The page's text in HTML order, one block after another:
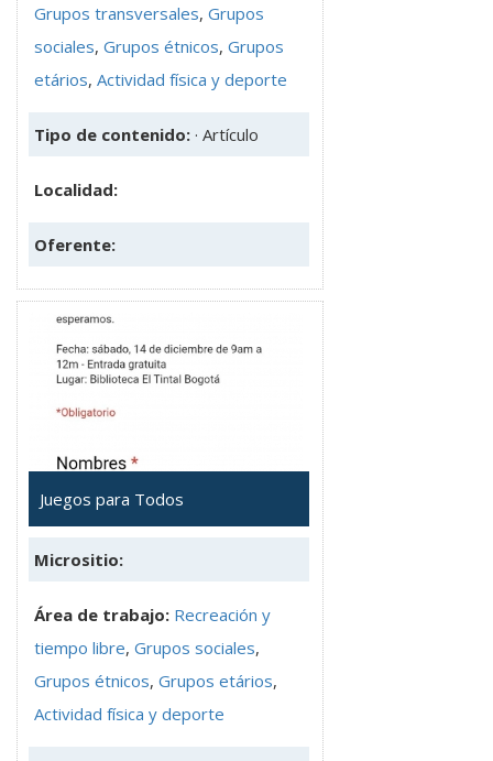
Grupos transversales, Grupos
sociales, Grupos étnicos, Grupos
etários, Actividad física y deporte
Tipo de contenido: · Artículo
Localidad:
Oferente:
Juegos para Todos
Micrositio:
Área de trabajo: Recreación y
tiempo libre, Grupos sociales,
Grupos étnicos, Grupos etários,
Actividad física y deporte